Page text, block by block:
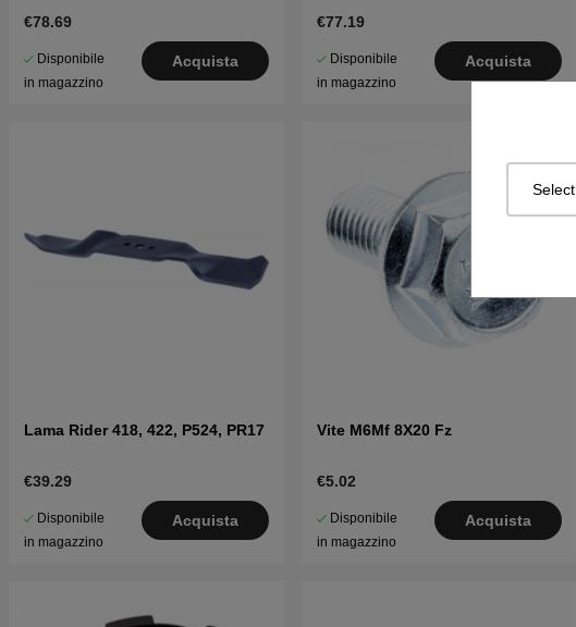
€78.69
Disponibile
in magazzino
Acquista
€77.19
Disponibile
in magazzino
Acquista
Lama Rider 418, 422, P524, PR17
€39.29
Disponibile
in magazzino
Acquista
Vite M6Mf 8X20 Fz
€5.02
Disponibile
in magazzino
Acquista